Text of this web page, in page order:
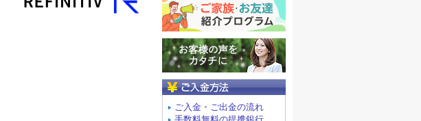
ご入金・ご出金の流れ